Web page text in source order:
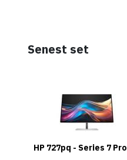
Senest set
HP 727pq - Series 7 Pro